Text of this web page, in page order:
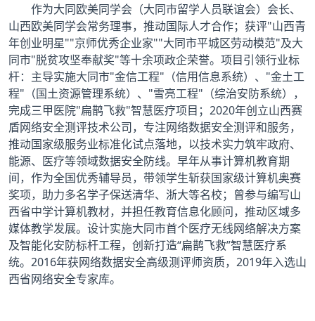
作为大同欧美同学会（大同市留学人员联谊会）会长、
山西欧美同学会常务理事，推动国际人才合作；获评"山西青
年创业明星""京师优秀企业家""大同市平城区劳动模范"及大
同市"脱贫攻坚奉献奖"等十余项政企荣誉。项目引领行业标
杆：主导实施大同市"金信工程"（信用信息系统）、"金土工
程"（国土资源管理系统）、"雪亮工程"（综治安防系统），
完成三甲医院"扁鹊飞救"智慧医疗项目；2020年创立山西赛
盾网络安全测评技术公司，专注网络数据安全测评和服务，
推动国家级服务业标准化试点落地，以技术实力筑牢政府、
能源、医疗等领域数据安全防线。早年从事计算机教育期
间，作为全国优秀辅导员，带领学生斩获国家级计算机奥赛
奖项，助力多名学子保送清华、浙大等名校；曾参与编写山
西省中学计算机教材，并担任教育信息化顾问，推动区域多
媒体教学发展。设计实施大同市首个医疗无线网络解决方案
及智能化安防标杆工程，创新打造“扁鹊飞救”智慧医疗系
统。2016年获网络数据安全高级测评师资质，2019年入选山
西省网络安全专家库。